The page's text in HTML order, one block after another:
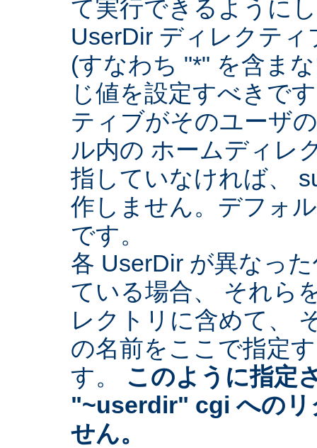
て実行できるように
UserDir ディレクテ
(すなわち "*" を含ま
じ値を設定すべきで
ティブがそのユーザ
ル内の ホームディレ
指していなければ、
作しません。デフォ
です。
各 UserDir が異なっ
ている場合、 それら
レクトリに含めて、
の名前をここで指定
す。 このように指定
"~userdir" cgi へのリ
せん。